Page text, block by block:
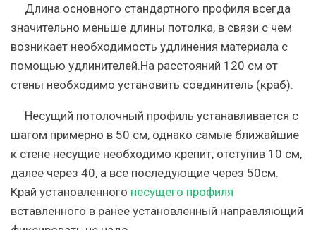
Длина основного стандартного профиля всегда
значительно меньше длины потолка, в связи с чем
возникает необходимость удлинения материала с
помощью удлинителей.На расстояний 120 см от
стены необходимо установить соединитель (краб).
Несущий потолочный профиль устанавливается с
шагом примерно в 50 см, однако самые ближайшие
к стене несущие необходимо крепит, отступив 10 см,
далее через 40, а все последующие через 50см.
Край установленного несущего профиля
вставленного в ранее установленный направляющий